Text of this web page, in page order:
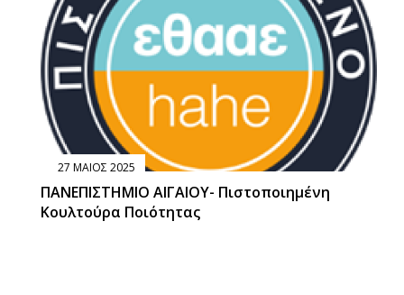
27 ΜΑΙΟΣ 2025
ΠΑΝΕΠΙΣΤΗΜΙΟ ΑΙΓΑΙΟΥ- Πιστοποιημένη
Κουλτούρα Ποιότητας